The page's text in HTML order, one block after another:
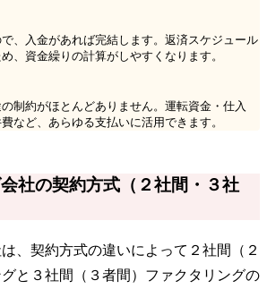
、入金があれば完結します。返済スケジュール
、資金繰りの計算がしやすくなります。
制約がほとんどありません。運転資金・仕入
など、あらゆる支払いに活用できます。
社の契約方式（２社間・３社
、契約方式の違いによって２社間（２
と３社間（３者間）ファクタリングの